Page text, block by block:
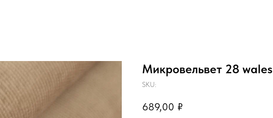
Микровельвет 28 wales
SKU:
689,00 ₽